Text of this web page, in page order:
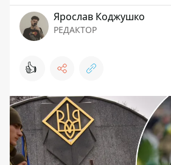
Ярослав Коджушко
РЕДАКТОР
👍